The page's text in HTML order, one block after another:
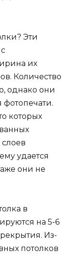
Эти
их
Количество
однако они
которых
слоев
удается
они не
в
на 5-6
Из-
потолков